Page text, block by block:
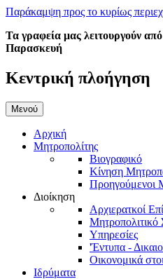
Παράκαμψη προς το κυρίως
Τα γραφεία μας λειτουργούν
Παρασκευή
Κεντρική πλοήγηση
Μενού
Αρχική
Μητροπολίτης
Βιογραφικό
Κίνηση
Προηγούμενοι
Διοίκηση
Αρχιερατκοί
Μητροπολιτικό
Υπηρεσίες
'Έντυπα -
Οικονομικά
Ιδρύματα